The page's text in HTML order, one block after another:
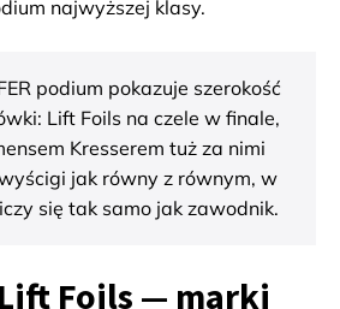
najwyższej klasy.
podium pokazuje szerokość
Lift Foils na czele w finale,
Kresserem tuż za nimi
jak równy z równym, w
się tak samo jak zawodnik.
Foils — marki